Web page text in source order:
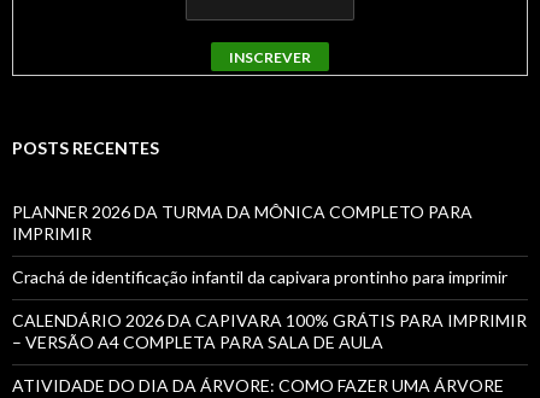
POSTS RECENTES
PLANNER 2026 DA TURMA DA MÔNICA COMPLETO PARA
IMPRIMIR
Crachá de identificação infantil da capivara prontinho para imprimir
CALENDÁRIO 2026 DA CAPIVARA 100% GRÁTIS PARA IMPRIMIR
– VERSÃO A4 COMPLETA PARA SALA DE AULA
ATIVIDADE DO DIA DA ÁRVORE: COMO FAZER UMA ÁRVORE